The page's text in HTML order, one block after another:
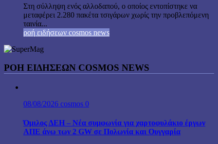
Στη σύλληψη ενός αλλοδαπού, ο οποίος εντοπίστηκε να
μεταφέρει 2.280 πακέτα τσιγάρων χωρίς την προβλεπόμενη
ταινία...
ροή ειδήσεων cosmos news
ΡΟΉ ΕΙΔΉΣΕΩΝ COSMOS NEWS
08/08/2026 cosmos 0
Όμιλος ΔΕΗ – Νέα συμφωνία για χαρτοφυλάκιο έργων
ΑΠΕ άνω των 2 GW σε Πολωνία και Ουγγαρία